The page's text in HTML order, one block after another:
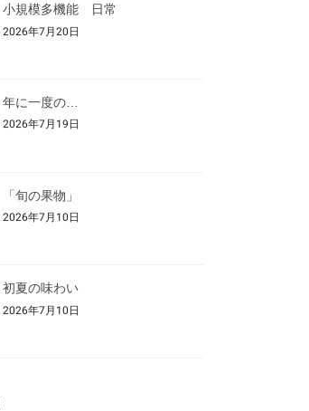
小規模多機能 日常
2026年7月20日
年に一度の…
2026年7月19日
「旬の果物」
2026年7月10日
初夏の味わい
2026年7月10日